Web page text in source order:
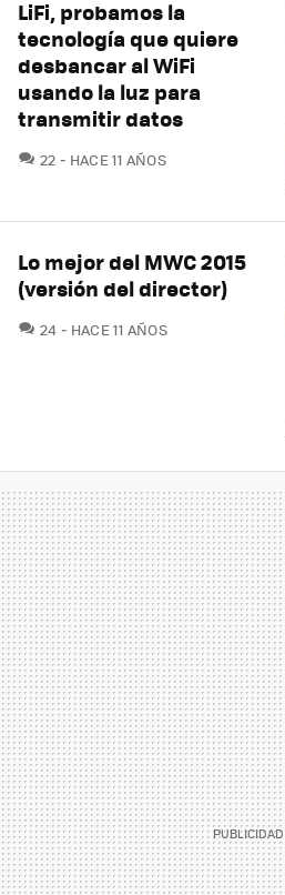
LiFi, probamos la
tecnología que quiere
desbancar al WiFi
usando la luz para
transmitir datos
22 COMENTARIOS
HACE 11 AÑOS
Lo mejor del MWC 2015
(versión del director)
24 COMENTARIOS
HACE 11 AÑOS